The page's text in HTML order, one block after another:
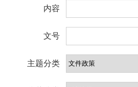
内容
文号
主题分类